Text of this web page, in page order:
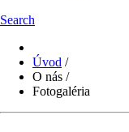
Search
Úvod /
O nás /
Fotogaléria